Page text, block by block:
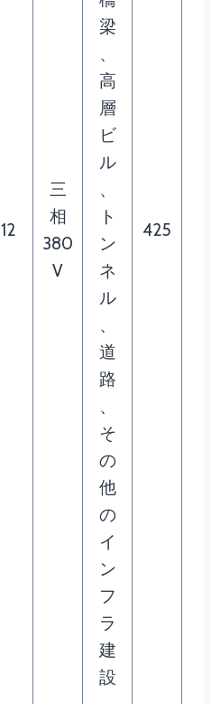
12
三
相
380
V
梁
、
高
層
ビ
ル
、
ト
ン
ネ
ル
、
道
路
、
そ
の
他
の
イ
ン
フ
ラ
建
設
425